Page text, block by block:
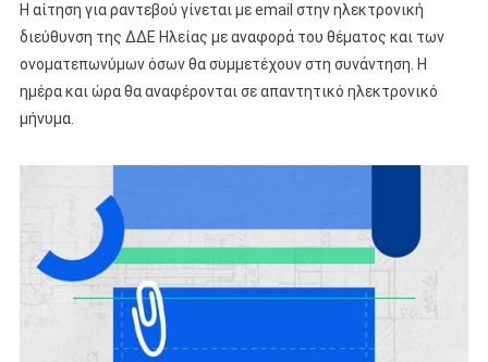
Η αίτηση για ραντεβού γίνεται με email στην ηλεκτρονική
διεύθυνση της ΔΔΕ Ηλείας με αναφορά του θέματος και των
ονοματεπωνύμων όσων θα συμμετέχουν στη συνάντηση. Η
ημέρα και ώρα θα αναφέρονται σε απαντητικό ηλεκτρονικό
μήνυμα.